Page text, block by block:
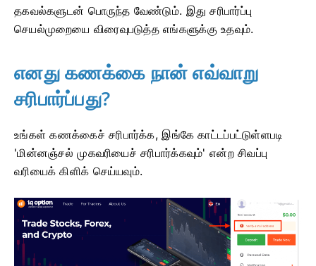
தகவல்களுடன் பொருந்த வேண்டும். இது சரிபார்ப்பு
செயல்முறையை விரைவுபடுத்த எங்களுக்கு உதவும்.
எனது கணக்கை நான் எவ்வாறு
சரிபார்ப்பது?
உங்கள் கணக்கைச் சரிபார்க்க, இங்கே காட்டப்பட்டுள்ளபடி
'மின்னஞ்சல் முகவரியைச் சரிபார்க்கவும்' என்ற சிவப்பு
வரியைக் கிளிக் செய்யவும்.